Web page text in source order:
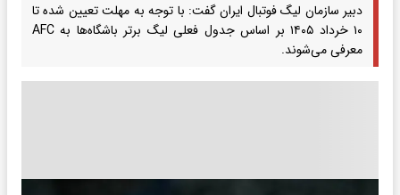
دبیر سازمان لیگ فوتبال ایران گفت: با توجه به مهلت تعیین شده تا
۱۰ خرداد ۱۴۰۵ بر اساس جدول فعلی لیگ برتر باشگاه‌ها به AFC
معرفی می‌شوند.